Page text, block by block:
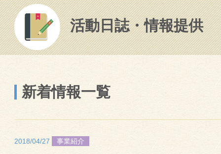
活動日誌・情報提供
新着情報一覧
2018/04/27 事業紹介